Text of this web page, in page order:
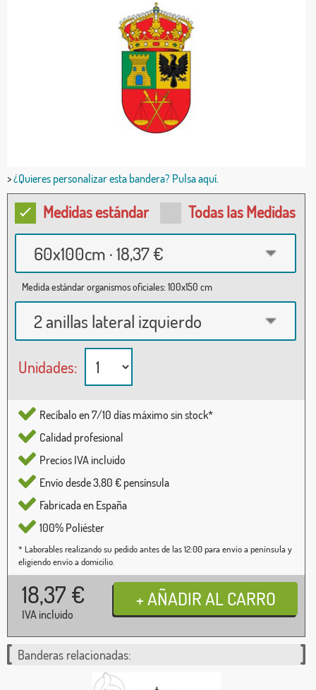
>¿Quieres personalizar esta bandera? Pulsa aquí.
Medidas estándar Todas las Medidas
60x100cm · 18,37 €
Medida estándar organismos oficiales: 100x150 cm
2 anillas lateral izquierdo
Unidades:
Recíbalo en 7/10 días máximo sin stock*
Calidad profesional
Precios IVA incluido
Envío desde 3,80 € pensínsula
Fabricada en España
100% Poliéster
* Laborables realizando su pedido antes de las 12:00 para envío a península y
eligiendo envío a domicilio.
18,37 €
IVA incluido
Banderas relacionadas: